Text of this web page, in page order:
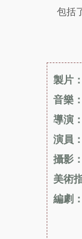
包括
製片：
音樂：
導演：
演員：
攝影：
美術
編劇：